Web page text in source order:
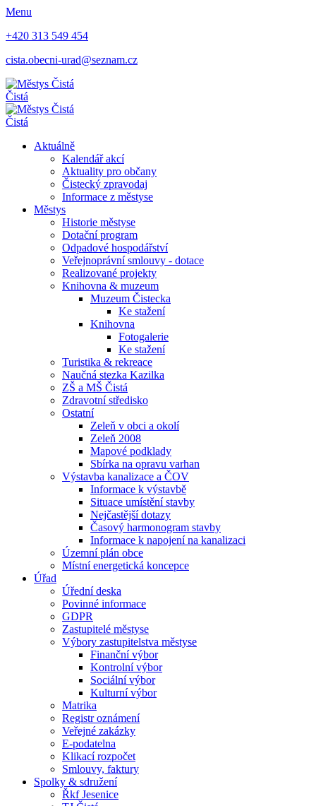
Menu
+420 313 549 454
cista.obecni-urad@seznam.cz
Čistá
Čistá
Aktuálně
Kalendář akcí
Aktuality pro občany
Čistecký zpravodaj
Informace z městyse
Městys
Historie městyse
Dotační program
Odpadové hospodářství
Veřejnoprávní smlouvy - dotace
Realizované projekty
Knihovna & muzeum
Muzeum Čistecka
Ke stažení
Knihovna
Fotogalerie
Ke stažení
Turistika & rekreace
Naučná stezka Kazilka
ZŠ a MŠ Čistá
Zdravotní středisko
Ostatní
Zeleň v obci a okolí
Zeleň 2008
Mapové podklady
Sbírka na opravu varhan
Výstavba kanalizace a ČOV
Informace k výstavbě
Situace umístění stavby
Nejčastější dotazy
Časový harmonogram stavby
Informace k napojení na kanalizaci
Územní plán obce
Místní energetická koncepce
Úřad
Úřední deska
Povinné informace
GDPR
Zastupitelé městyse
Výbory zastupitelstva městyse
Finanční výbor
Kontrolní výbor
Sociální výbor
Kulturní výbor
Matrika
Registr oznámení
Veřejné zakázky
E-podatelna
Klikací rozpočet
Smlouvy, faktury
Spolky & sdružení
Řkf Jesenice